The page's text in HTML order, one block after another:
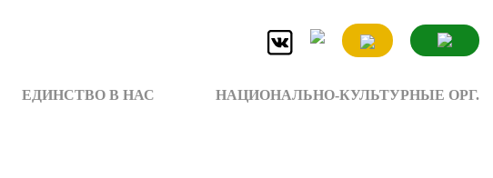
ЕДИНСТВО В НАС НАЦИОНАЛЬНО-КУЛЬТУРНЫЕ ОРГ.